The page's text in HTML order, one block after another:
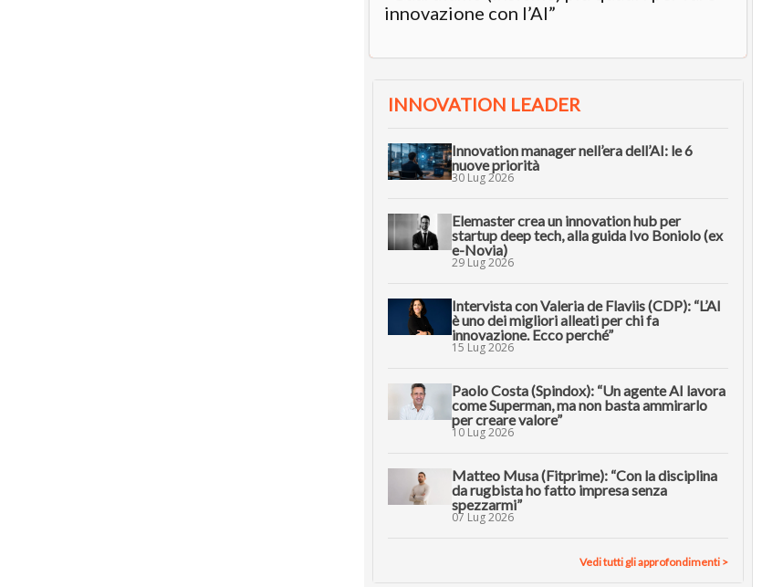
innovazione con l’AI”
INNOVATION LEADER
Innovation manager nell’era dell’AI: le 6
nuove priorità
30 Lug 2026
Elemaster crea un innovation hub per
startup deep tech, alla guida Ivo Boniolo (ex
e-Novia)
29 Lug 2026
Intervista con Valeria de Flaviis (CDP): “L’AI
è uno dei migliori alleati per chi fa
innovazione. Ecco perché”
15 Lug 2026
Paolo Costa (Spindox): “Un agente AI lavora
come Superman, ma non basta ammirarlo
per creare valore”
10 Lug 2026
Matteo Musa (Fitprime): “Con la disciplina
da rugbista ho fatto impresa senza
spezzarmi”
07 Lug 2026
Vedi tutti gli approfondimenti >